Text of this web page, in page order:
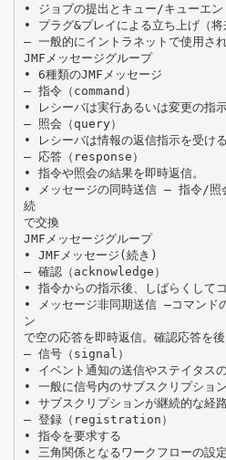
• ジョブの提出とキュー/キューエ
• プラグ&プレイによる立ち上げ（将
– 一般的にイントラネットで使用さ
JMFメッセージグループ
• 6種類のJMFメッセージ
– 指令（command）
• レシーバは実行あるいは変更の指
– 照会（query）
• レシーバは情報の返信指示を受け
– 応答（response）
• 指令や照会の結果を即時返信。
• メッセージの同時送信 – 指令/照
続
で交換
JMFメッセージグループ
• JMFメッセージ(続き)
– 確認（acknowledge）
• 指令からの指示後、しばらくして
• メッセージ非同期送信 –コマンド
ン
で空の応答を即時返信。確認応答を後
– 信号（signal）
• イベント通知の送信やステイタス
• 一般に信号内のサブスクリプショ
• サブスクリプションが継続的な経
– 登録（registration）
• 指令を要求する
• 三角関係となるワークフローの設